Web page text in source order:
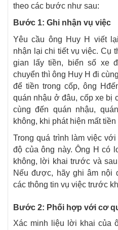
theo các bước như sau:
Bước 1: Ghi nhận vụ việc
Yêu cầu ông Huy H viết
nhận lại chi tiết vụ việc. Cụ
gian lấy tiền, biển số xe
chuyển thì ông Huy H đi
để tiền trong cốp, ông
quán nhậu ở đâu, cốp xe bị
cùng đến quán nhậu,
không, khi phát hiện mất
Trong quá trình làm việc
độ của ông này. Ông H có
không, lời khai trước và
Nếu được, hãy ghi âm nội
các thông tin vụ việc trước
Bước 2: Phối hợp với cơ
Xác minh liệu lời khai của